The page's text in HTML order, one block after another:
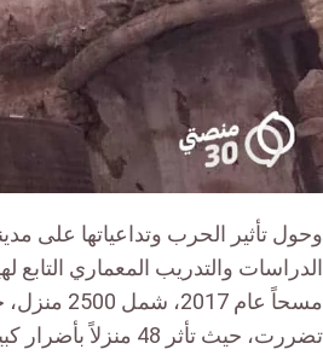
وحول تأثير الحرب وتداعياتها على